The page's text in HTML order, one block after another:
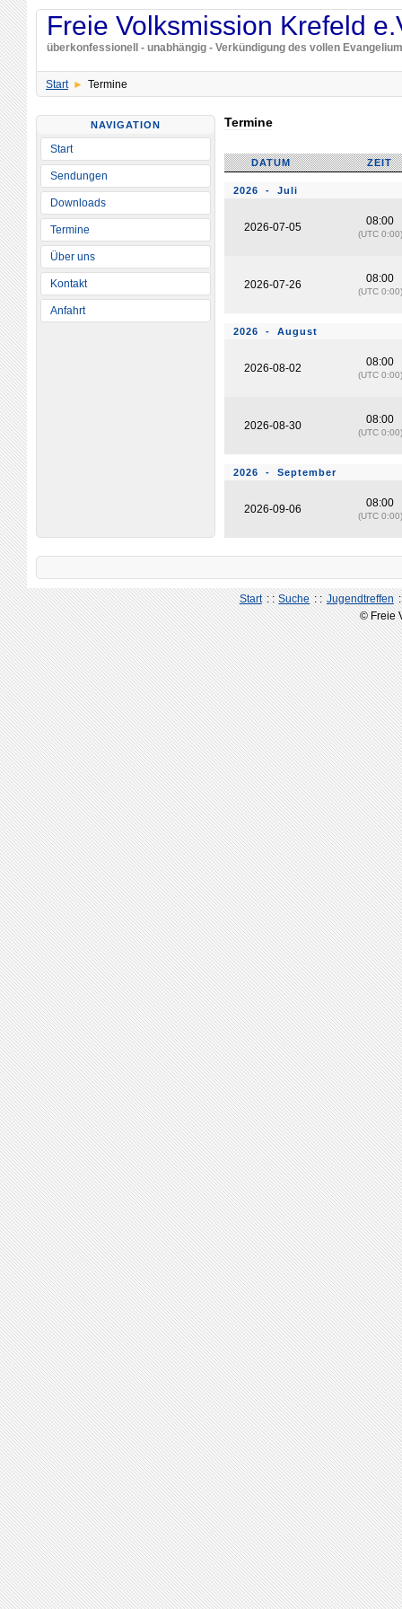
Freie Volksmission Krefeld
überkonfessionell - unabhängig - Verkündigung des vollen
Start Termine
NAVIGATION
Start
Sendungen
Downloads
Termine
Über uns
Kontakt
Anfahrt
Termine
DATUM ZEIT
2026 - Juli
2026-07-05 08:00
(UTC 0:00)
2026-07-26 08:00
(UTC 0:00)
2026 - August
2026-08-02 08:00
(UTC 0:00)
2026-08-30 08:00
(UTC 0:00)
2026 - September
2026-09-06 08:00
(UTC 0:00)
Start : : Suche : : Jugendtreffen
© Freie